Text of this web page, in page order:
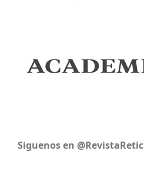
Siguenos en @RevistaRetic